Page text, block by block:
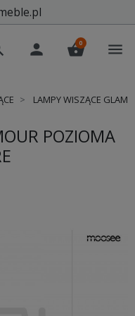
person shopping_basket
0 menu
LAMPY WISZĄCE
POZIOMA